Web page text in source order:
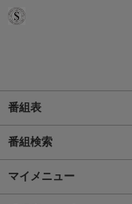
番組表
番組検索
マイメニュー